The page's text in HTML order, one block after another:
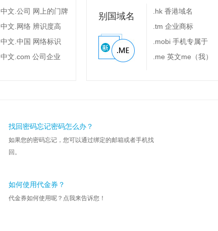
中文.公司 网上的门牌
中文.网络 辨识度高
中文.中国 网络标识
中文.com 公司企业
别国域名
.hk 香港域名
.tm 企业商标
.mobi 手机专属于
.me 英文me（我）
找回密码忘记密码怎么办？
如果您的密码忘记，您可以通过绑定的邮箱或者手机找
回。
如何使用代金券？
代金券如何使用呢？点我来告诉您！